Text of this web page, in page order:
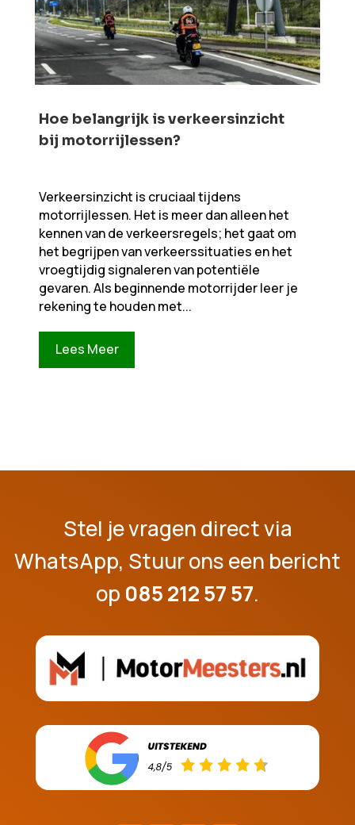
Hoe belangrijk is verkeersinzicht
bij motorrijlessen?
Verkeersinzicht is cruciaal tijdens
motorrijlessen. Het is meer dan alleen het
kennen van de verkeersregels; het gaat om
het begrijpen van verkeerssituaties en het
vroegtijdig signaleren van potentiële
gevaren. Als beginnende motorrijder leer je
rekening te houden met...
Lees Meer
Stel je vragen direct via
WhatsApp, Stuur ons een bericht
op 085 212 57 57.